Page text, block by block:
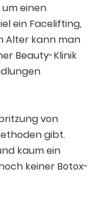
einen
ein Facelifting,
Alter kann man
Beauty-Klinik
von
gibt.
kaum ein
keiner Botox-